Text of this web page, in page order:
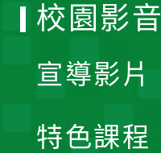
校園影音
宣導影片
特色課程